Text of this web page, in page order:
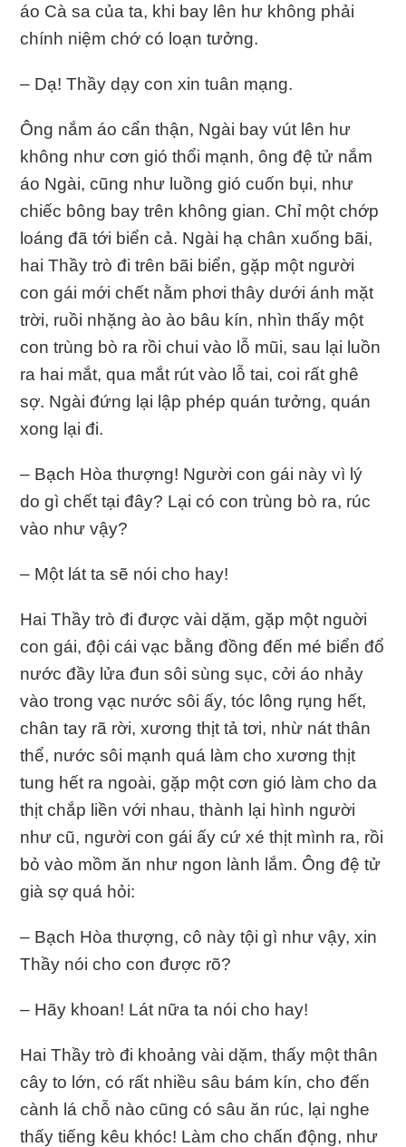
áo Cà sa của ta, khi bay lên hư không phải
chính niệm chớ có loạn tưởng.
– Dạ! Thầy dạy con xin tuân mạng.
Ông nắm áo cẩn thận, Ngài bay vút lên hư
không như cơn gió thổi mạnh, ông đệ tử nắm
áo Ngài, cũng như luồng gió cuốn bụi, như
chiếc bông bay trên không gian. Chỉ một chớp
loáng đã tới biển cả. Ngài hạ chân xuống bãi,
hai Thầy trò đi trên bãi biển, gặp một người
con gái mới chết nằm phơi thây dưới ánh mặt
trời, ruồi nhặng ào ào bâu kín, nhìn thấy một
con trùng bò ra rồi chui vào lỗ mũi, sau lại luồn
ra hai mắt, qua mắt rút vào lỗ tai, coi rất ghê
sợ. Ngài đứng lại lập phép quán tưởng, quán
xong lại đi.
– Bạch Hòa thượng! Người con gái này vì lý
do gì chết tại đây? Lại có con trùng bò ra, rúc
vào như vậy?
– Một lát ta sẽ nói cho hay!
Hai Thầy trò đi được vài dặm, gặp một nguời
con gái, đội cái vạc bằng đồng đến mé biển đổ
nước đầy lửa đun sôi sùng sục, cởi áo nhảy
vào trong vạc nước sôi ấy, tóc lông rụng hết,
chân tay rã rời, xương thịt tả tơi, nhừ nát thân
thể, nước sôi mạnh quá làm cho xương thịt
tung hết ra ngoài, gặp một cơn gió làm cho da
thịt chắp liền với nhau, thành lại hình người
như cũ, người con gái ấy cứ xé thịt mình ra, rồi
bỏ vào mồm ăn như ngon lành lắm. Ông đệ tử
già sợ quá hỏi:
– Bạch Hòa thượng, cô này tội gì như vậy, xin
Thầy nói cho con được rõ?
– Hãy khoan! Lát nữa ta nói cho hay!
Hai Thầy trò đi khoảng vài dặm, thấy một thân
cây to lớn, có rất nhiều sâu bám kín, cho đến
cành lá chỗ nào cũng có sâu ăn rúc, lại nghe
thấy tiếng kêu khóc! Làm cho chấn động, như